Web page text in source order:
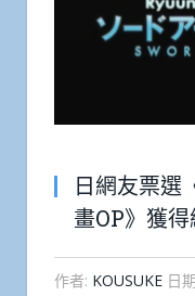
日網友票選
畫OP》獲
作者: KOUSUKE 日